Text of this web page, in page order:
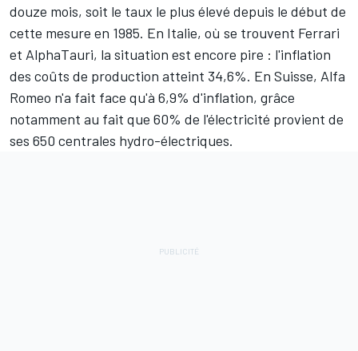
douze mois, soit le taux le plus élevé depuis le début de
cette mesure en 1985. En Italie, où se trouvent Ferrari
et AlphaTauri, la situation est encore pire : l'inflation
des coûts de production atteint 34,6%. En Suisse, Alfa
Romeo n'a fait face qu'à 6,9% d'inflation, grâce
notamment au fait que 60% de l'électricité provient de
ses 650 centrales hydro-électriques.